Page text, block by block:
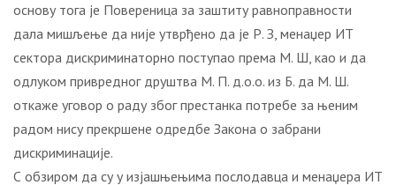
основу тога је Повереница за заштиту равноправности
дала мишљење да није утврђено да је Р. З, менаџер ИТ
сектора дискриминаторно поступао према М. Ш, као и да
одлуком привредног друштва М. П. д.о.о. из Б. да М. Ш.
откаже уговор о раду због престанка потребе за њеним
радом нису прекршене одредбе Закона о забрани
дискриминације.
С обзиром да су у изјашњењима послодавца и менаџера ИТ